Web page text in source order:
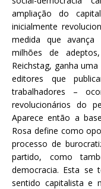
ampliação do
inicialmente
medida que
milhões de
Reichstag, ganha
editores que
trabalhadores –
revolucionários do
Aparece então a
Rosa define como
processo de
partido, como
democracia. Esta se
sentido capitalista e